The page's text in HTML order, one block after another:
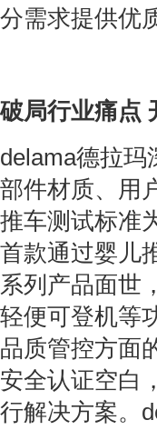
分需求提供优
破局行业痛点
delama德拉玛
部件材质、用
推车测试标准
首款通过婴儿
系列产品面世
轻便可登机等
品质管控方面
安全认证空白
行解决方案。